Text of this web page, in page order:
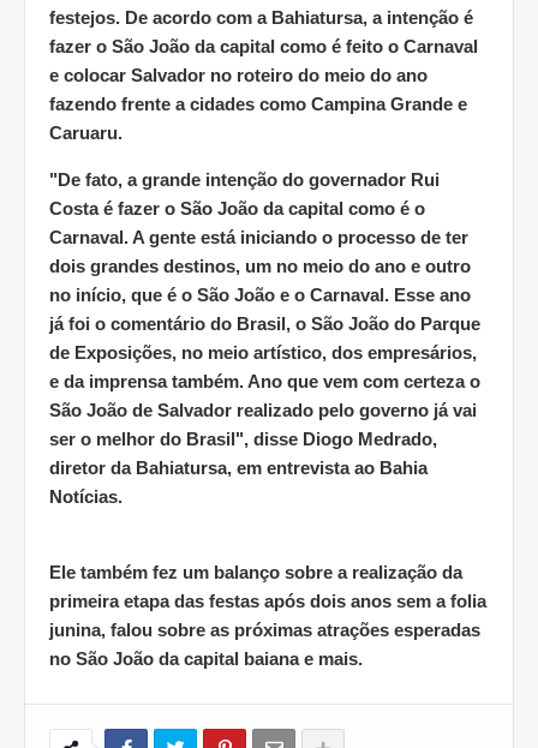
festejos. De acordo com a Bahiatursa, a intenção é
fazer o São João da capital como é feito o Carnaval
e colocar Salvador no roteiro do meio do ano
fazendo frente a cidades como Campina Grande e
Caruaru.
"De fato, a grande intenção do governador Rui
Costa é fazer o São João da capital como é o
Carnaval. A gente está iniciando o processo de ter
dois grandes destinos, um no meio do ano e outro
no início, que é o São João e o Carnaval. Esse ano
já foi o comentário do Brasil, o São João do Parque
de Exposições, no meio artístico, dos empresários,
e da imprensa também. Ano que vem com certeza o
São João de Salvador realizado pelo governo já vai
ser o melhor do Brasil", disse Diogo Medrado,
diretor da Bahiatursa, em entrevista ao Bahia
Notícias.
Ele também fez um balanço sobre a realização da
primeira etapa das festas após dois anos sem a folia
junina, falou sobre as próximas atrações esperadas
no São João da capital baiana e mais.